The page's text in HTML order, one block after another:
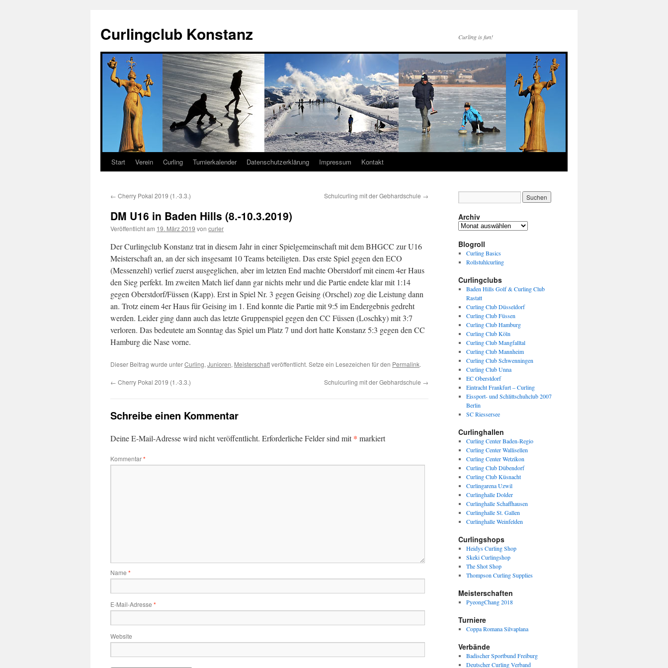
springen
Curlingclub Konstanz Curling is fun!
Start Verein Curling Turnierkalender Datenschutzerklärung Impressum Kontakt
← Cherry Pokal 2019 (1.-3.3.) Schulcurling mit der Gebhardschule →
DM U16 in Baden Hills (8.-10.3.2019)
Veröffentlicht am 19. März 2019 von curler
Der Curlingclub Konstanz trat in diesem Jahr in einer Spielgemeinschaft mit dem BHGCC zur U16
Meisterschaft an, an der sich insgesamt 10 Teams beteiligten. Das erste Spiel gegen den ECO
(Messenzehl) verlief zuerst ausgeglichen, aber im letzten End machte Oberstdorf mit einem 4er Haus
den Sieg perfekt. Im zweiten Match lief dann gar nichts mehr und die Partie endete klar mit 1:14
gegen Oberstdorf/Füssen (Kapp). Erst in Spiel Nr. 3 gegen Geising (Orschel) zog die Leistung dann
an. Trotz einem 4er Haus für Geising im 1. End konnte die Partie mit 9:5 im Endergebnis gedreht
werden. Leider ging dann auch das letzte Gruppenspiel gegen den CC Füssen (Loschky) mit 3:7
verloren. Das bedeutete am Sonntag das Spiel um Platz 7 und dort hatte Konstanz 5:3 gegen den CC
Hamburg die Nase vorne.
Dieser Beitrag wurde unterCurling, Junioren, Meisterschaftveröffentlicht. Setze ein Lesezeichen für den Permalink.
← Cherry Pokal 2019 (1.-3.3.) Schulcurling mit der Gebhardschule →
Schreibe einen Kommentar
Deine E-Mail-Adresse wird nicht veröffentlicht. Erforderliche Felder sind mit* markiert
Kommentar*
Name *
E-Mail-Adresse *
Website
Archiv
Archiv
Blogroll
Curling Basics
Rollstuhlcurling
Curlingclubs
Baden Hills Golf & Curling Club
Rastatt
Curling Club Düsseldorf
Curling Club Füssen
Curling Club Hamburg
Curling Club Köln
Curling Club Mangfalltal
Curling Club Mannheim
Curling Club Schwenningen
Curling Club Unna
EC Oberstdorf
Eintracht Frankfurt – Curling
Eissport- und Schlittschuhclub 2007
Berlin
SC Riessersee
Curlinghallen
Curling Center Baden-Regio
Curling Center Wallisellen
Curling Center Wetzikon
Curling Club Dübendorf
Curling Club Küsnacht
Curlingarena Uzwil
Curlinghalle Dolder
Curlinghalle Schaffhausen
Curlinghalle St. Gallen
Curlinghalle Weinfelden
Curlingshops
Heidys Curling Shop
Skeki Curlingshop
The Shot Shop
Thompson Curling Supplies
Meisterschaften
PyeongChang 2018
Turniere
Coppa Romana Silvaplana
Verbände
Badischer Sportbund Freiburg
Deutscher Curling Verband